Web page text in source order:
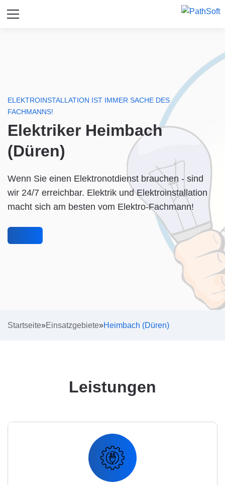
ELEKTROINSTALLATION IST IMMER SACHE DES
FACHMANNS!
Elektriker Heimbach
(Düren)
Wenn Sie einen Elektronotdienst brauchen - sind
wir 24/7 erreichbar. Elektrik und Elektroinstallation
macht sich am besten vom Elektro-Fachmann!
Startseite»Einsatzgebiete»Heimbach (Düren)
Leistungen